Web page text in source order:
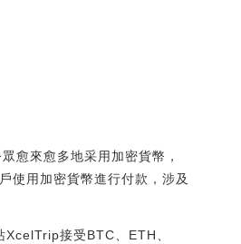
愈來愈多地采用加密貨幣，
使用加密貨幣進行付款，涉及
接受BTC、ETH、